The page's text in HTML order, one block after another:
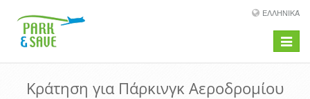
ΕΛΛΗΝΙΚΆ
Toggle
Κράτηση για Πάρκινγκ Αεροδρομίου